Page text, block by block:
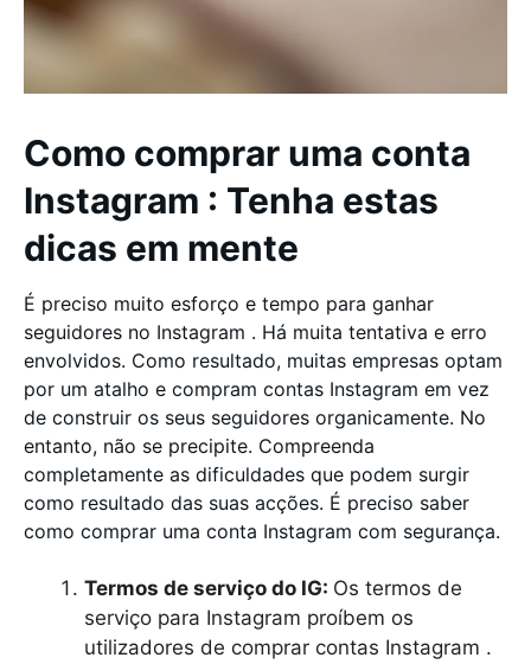
Como comprar uma conta
Instagram : Tenha estas
dicas em mente
É preciso muito esforço e tempo para ganhar
seguidores no Instagram . Há muita tentativa e erro
envolvidos. Como resultado, muitas empresas optam
por um atalho e compram contas Instagram em vez
de construir os seus seguidores organicamente. No
entanto, não se precipite. Compreenda
completamente as dificuldades que podem surgir
como resultado das suas acções. É preciso saber
como comprar uma conta Instagram com segurança.
Termos de serviço do IG: Os termos de
serviço para Instagram proíbem os
utilizadores de comprar contas Instagram .